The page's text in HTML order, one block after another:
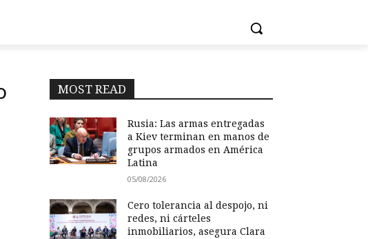
MOST READ
Rusia: Las armas entregadas
a Kiev terminan en manos de
grupos armados en América
Latina
05/08/2026
Cero tolerancia al despojo, ni
redes, ni cárteles
inmobiliarios, asegura Clara